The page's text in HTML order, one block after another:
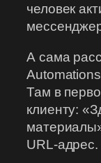
человек
А сама
Там в
клиенту:
URL-адрес.